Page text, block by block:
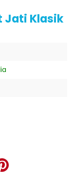
Jati Klasik